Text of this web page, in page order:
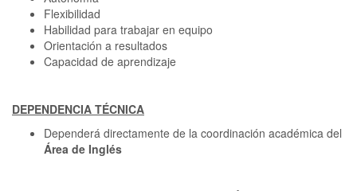
Flexibilidad
Habilidad para trabajar en equipo
Orientación a resultados
Capacidad de aprendizaje
DEPENDENCIA TÉCNICA
Dependerá directamente de la coordinación académica del
Área de Inglés